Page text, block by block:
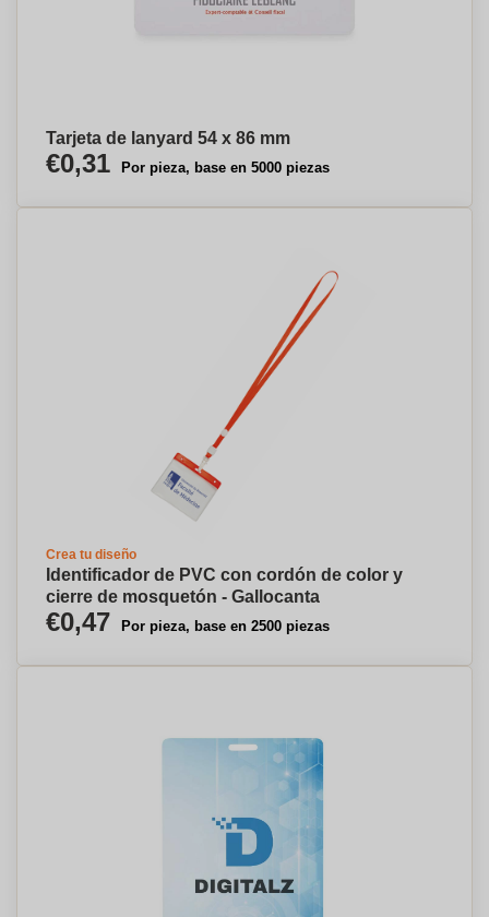
Tarjeta de lanyard 54 x 86 mm
€0,31 Por pieza, base en 5000 piezas
Crea tu diseño
Identificador de PVC con cordón de color y
cierre de mosquetón - Gallocanta
€0,47 Por pieza, base en 2500 piezas